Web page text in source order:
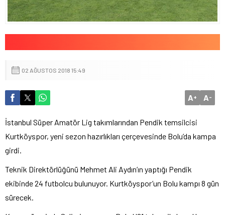
02 AĞUSTOS 2018 15:49
A+ A-
İstanbul Süper Amatör Lig takımlarından Pendik temsilcisi
Kurtköyspor, yeni sezon hazırlıkları çerçevesinde Bolu’da kampa
girdi.
Teknik Direktörlüğünü Mehmet Ali Aydın’ın yaptığı Pendik
ekibinde 24 futbolcu bulunuyor. Kurtköyspor’un Bolu kampı 8 gün
sürecek.